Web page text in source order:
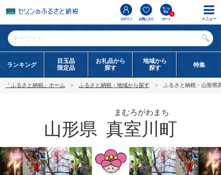
ログイン お気に入り カート
0
ランキング
目玉品
限定品
お礼品から
探す
地域から
探す
特集
「ふるさと納税」ホーム ふるさと納税・地域から探す ふるさと納税・山形県
山形県 真室川町
まむろがわまち
メニュー